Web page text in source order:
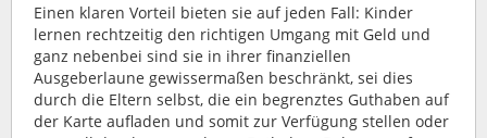
Einen klaren Vorteil bieten sie auf jeden Fall: Kinder
lernen rechtzeitig den richtigen Umgang mit Geld und
ganz nebenbei sind sie in ihrer finanziellen
Ausgeberlaune gewissermaßen beschränkt, sei dies
durch die Eltern selbst, die ein begrenztes Guthaben auf
der Karte aufladen und somit zur Verfügung stellen oder